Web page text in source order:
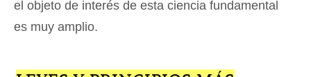
el objeto de interés de esta ciencia fundamental
es muy amplio.